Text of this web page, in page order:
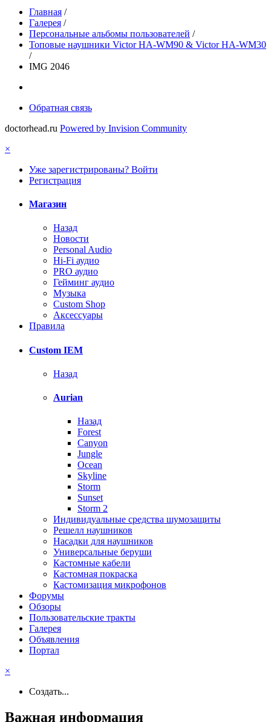
Главная /
Галерея /
Персональные альбомы пользователей /
Топовые наушники Victor HA-WM90 & Victor HA-WM30
/
IMG 2046
Обратная связь
doctorhead.ru Powered by Invision Community
×
Уже зарегистрированы? Войти
Регистрация
Магазин
Назад
Новости
Personal Audio
Hi-Fi аудио
PRO аудио
Гейминг аудио
Музыка
Custom Shop
Аксессуары
Правила
Custom IEM
Назад
Aurian
Назад
Forest
Canyon
Jungle
Ocean
Skyline
Storm
Sunset
Storm 2
Индивидуальные средства шумозащиты
Решелл наушников
Насадки для наушников
Универсальные беруши
Кастомные кабели
Кастомная покраска
Кастомизация микрофонов
Форумы
Обзоры
Пользовательские тракты
Галерея
Объявления
Портал
×
Создать...
Важная информация